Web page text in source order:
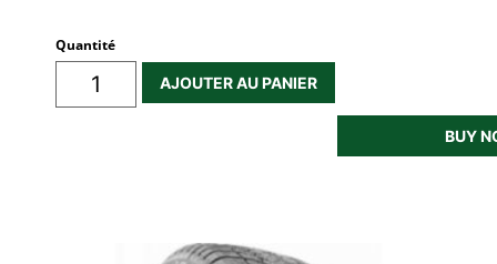
Quantité
AJOUTER AU PANIER
BUY